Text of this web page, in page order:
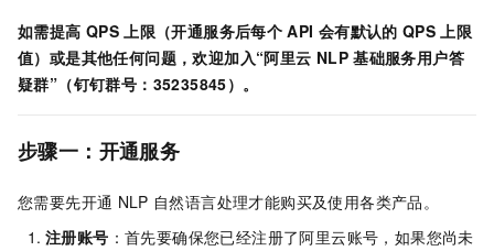
如需提高 QPS 上限（开通服务后每个 API 会有默认的 QPS 上限
值）或是其他任何问题，欢迎加入“阿里云 NLP 基础服务用户答
疑群”（钉钉群号：35235845）。
步骤一：开通服务
您需要先开通 NLP 自然语言处理才能购买及使用各类产品。
注册账号 ：首先要确保您已经注册了阿里云账号，如果您尚未